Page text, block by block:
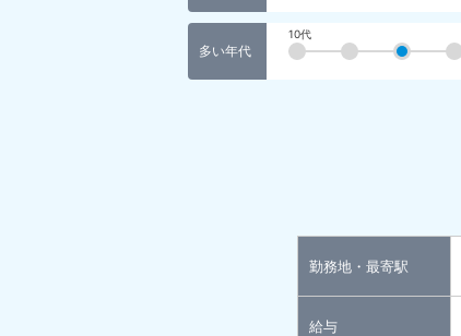
多い年代
10代
勤務地・最寄駅
給与